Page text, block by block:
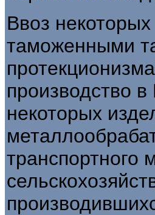
Ввоз
таможенными
производство
некоторых
транспортного